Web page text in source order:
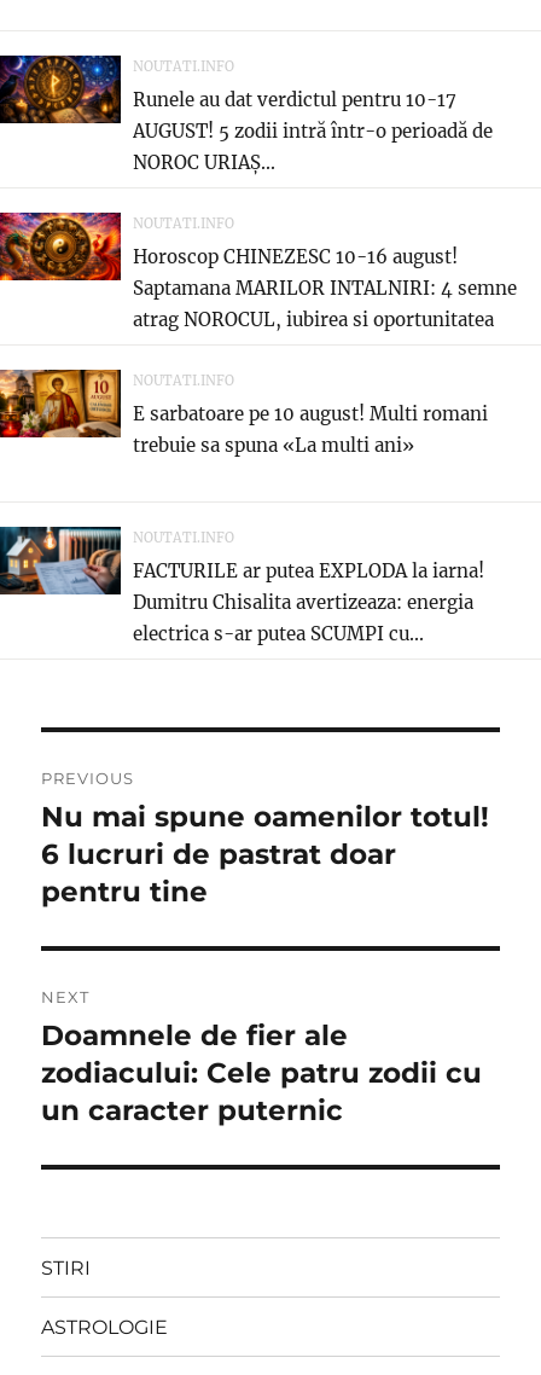
NOUTATI.INFO
Runele au dat verdictul pentru 10-17
AUGUST! 5 zodii intră într-o perioadă de
NOROC URIAȘ...
NOUTATI.INFO
Horoscop CHINEZESC 10-16 august!
Saptamana MARILOR INTALNIRI: 4 semne
atrag NOROCUL, iubirea si oportunitatea
care...
NOUTATI.INFO
E sarbatoare pe 10 august! Multi romani
trebuie sa spuna «La multi ani»
NOUTATI.INFO
FACTURILE ar putea EXPLODA la iarna!
Dumitru Chisalita avertizeaza: energia
electrica s-ar putea SCUMPI cu...
în
articole
PREVIOUS
Previous
post:
Nu mai spune oamenilor totul!
6 lucruri de pastrat doar
pentru tine
NEXT
Next
post:
Doamnele de fier ale
zodiacului: Cele patru zodii cu
un caracter puternic
STIRI
ASTROLOGIE